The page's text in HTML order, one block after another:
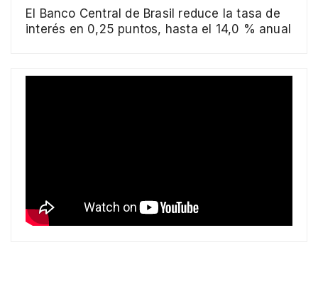
El Banco Central de Brasil reduce la tasa de
interés en 0,25 puntos, hasta el 14,0 % anual